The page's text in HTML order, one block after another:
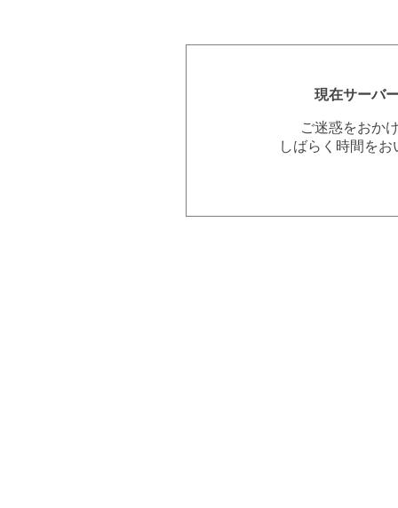
現在サーバ
ご迷惑をおか
しばらく時間を